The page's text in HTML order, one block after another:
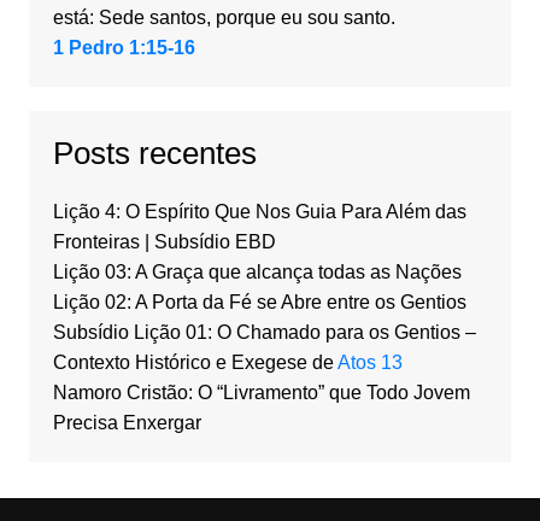
está: Sede santos, porque eu sou santo.
1 Pedro 1:15-16
Posts recentes
Lição 4: O Espírito Que Nos Guia Para Além das
Fronteiras | Subsídio EBD
Lição 03: A Graça que alcança todas as Nações
Lição 02: A Porta da Fé se Abre entre os Gentios
Subsídio Lição 01: O Chamado para os Gentios –
Contexto Histórico e Exegese deAtos 13
Namoro Cristão: O “Livramento” que Todo Jovem
Precisa Enxergar